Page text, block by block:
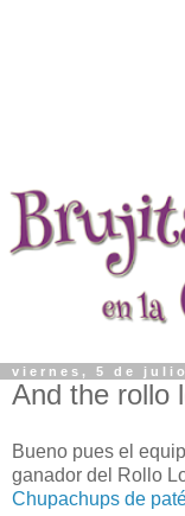
viernes, 5 de julio
And the rollo
Bueno pues el
ganador del Rollo
Chupachups de